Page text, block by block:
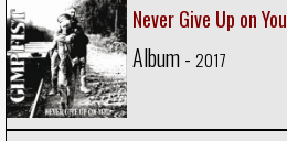
Never Give Up on You
Album - 2017